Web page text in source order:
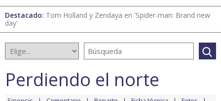
Destacado: Tom Holland y Zendaya en 'Spider-man: Brand new
day'
Perdiendo el norte